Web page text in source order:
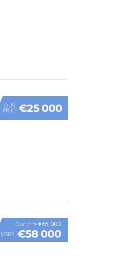
OUR
PRICE €25 000
Our price €65 000
MSRP €58 000